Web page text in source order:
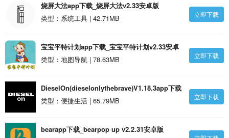
烧屏大法app下载_烧屏大法v2.33安卓版
类型：系统工具 | 42.71MB
立即下载
宝宝平特计划app下载_宝宝平特计划v2.33安卓
版
类型：地图导航 | 78.63MB 立即下载
DieselOn(dieselonlythebrave)V1.18.3app下载
_DieselOn(dieselonlythebrave)V1.18.3安卓正
类型：便捷生活 | 65.79MB 立即下载
bearapp下载_bearpop up v2.2.31安卓版